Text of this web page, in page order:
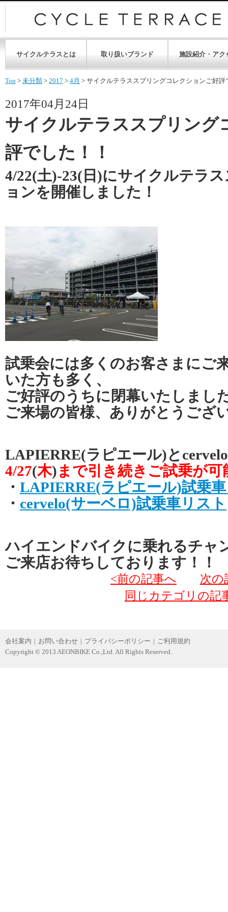
サイクルテラスとは 取り扱いブランド 施設紹介・アク
Top > 未分類 > 2017 > 4月 > サイクルテラススプリングコレクションご好評
2017年04月24日
サイクルテラススプリング
評でした！！
4/22(土)-23(日)にサイクルテラ
ョンを開催しました！
試乗会には多くのお客さまにご
いた方も多く、
ご好評のうちに閉幕いたしまし
ご来場の皆様、ありがとうござ
LAPIERRE(ラピエール)と
4/27(木)まで引き続きご試乗が
・ LAPIERRE(ラピエール)試乗
・ cervelo(サーベロ)試乗車リスト
ハイエンドバイクに乗れるチャ
ご来店お待ちしております！！
<前の記事へ
次の
同じカテゴリの記
会社案内 | お問い合わせ | プライバシーポリシー | ご利用規約
Copyright © 2013 AEONBIKE Co.,Ltd. All Rights Reserved.